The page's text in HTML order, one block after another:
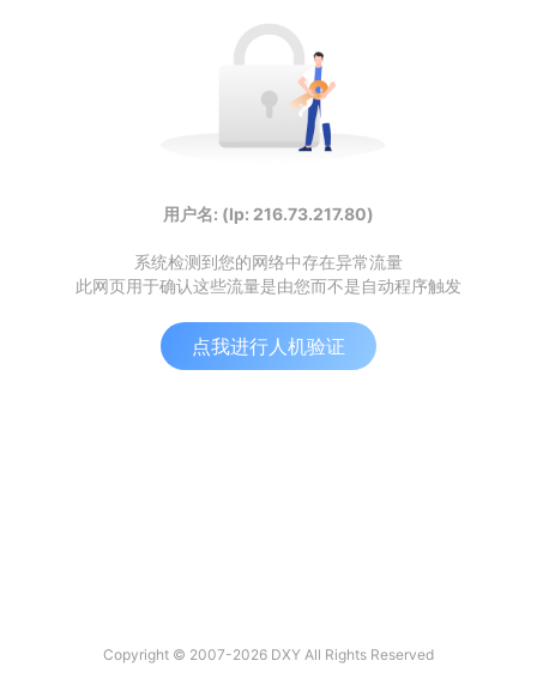
用户名: (Ip: 216.73.217.80)
系统检测到您的网络中存在异常流量
此网页用于确认这些流量是由您而不是自动程序触发
点我进行人机验证
Copyright © 2007-2026 DXY All Rights Reserved